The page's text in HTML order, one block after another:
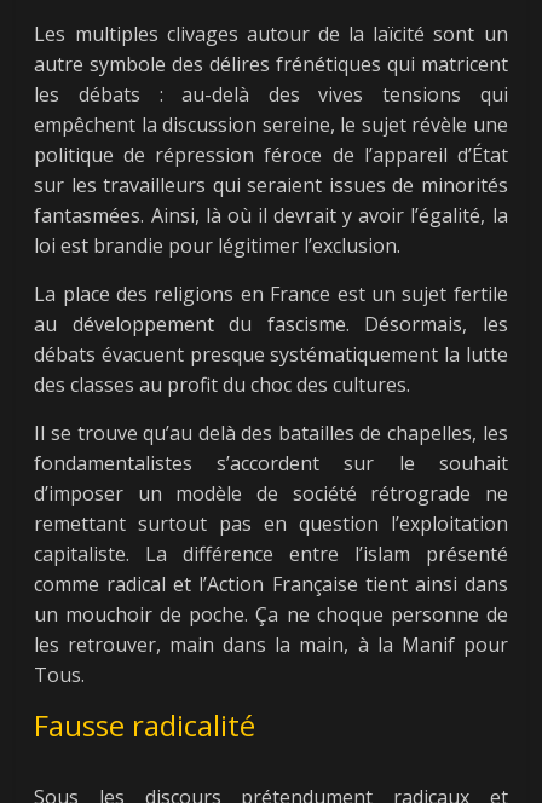
Les multiples clivages autour de la laïcité sont un
autre symbole des délires frénétiques qui matricent
les débats : au-delà des vives tensions qui
empêchent la discussion sereine, le sujet révèle une
politique de répression féroce de l’appareil d’État
sur les travailleurs qui seraient issues de minorités
fantasmées. Ainsi, là où il devrait y avoir l’égalité, la
loi est brandie pour légitimer l’exclusion.
La place des religions en France est un sujet fertile
au développement du fascisme. Désormais, les
débats évacuent presque systématiquement la lutte
des classes au profit du choc des cultures.
Il se trouve qu’au delà des batailles de chapelles, les
fondamentalistes s’accordent sur le souhait
d’imposer un modèle de société rétrograde ne
remettant surtout pas en question l’exploitation
capitaliste. La différence entre l’islam présenté
comme radical et l’Action Française tient ainsi dans
un mouchoir de poche. Ça ne choque personne de
les retrouver, main dans la main, à la Manif pour
Tous.
Fausse radicalité
Sous les discours prétendument radicaux et